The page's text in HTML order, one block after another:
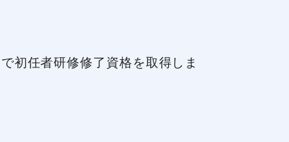
初任者研修修了資格を取得しま